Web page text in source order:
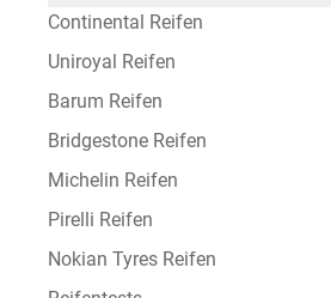
Continental Reifen
Uniroyal Reifen
Barum Reifen
Bridgestone Reifen
Michelin Reifen
Pirelli Reifen
Nokian Tyres Reifen